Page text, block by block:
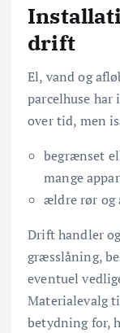
drift
El, vand og
parcelhuse
over tid, men
begrænset
mange
ældre rør og
Drift handler
græsslåning,
eventuel
Materialevalg
betydning for,